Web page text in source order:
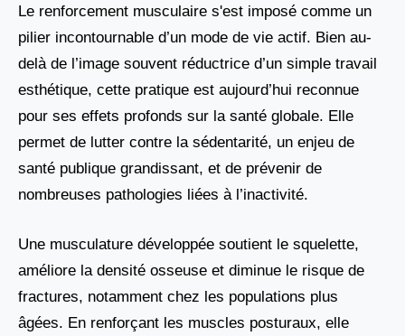
Le renforcement musculaire s'est imposé comme un
pilier incontournable d’un mode de vie actif. Bien au-
delà de l’image souvent réductrice d’un simple travail
esthétique, cette pratique est aujourd’hui reconnue
pour ses effets profonds sur la santé globale. Elle
permet de lutter contre la sédentarité, un enjeu de
santé publique grandissant, et de prévenir de
nombreuses pathologies liées à l’inactivité.
Une musculature développée soutient le squelette,
améliore la densité osseuse et diminue le risque de
fractures, notamment chez les populations plus
âgées. En renforçant les muscles posturaux, elle